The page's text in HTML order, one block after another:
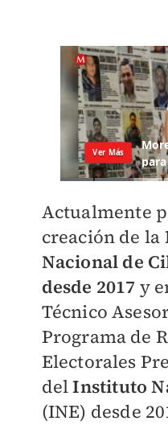
Actualmente
creación de la
Nacional de
desde 2017 y
Técnico
Programa de
Electorales
delInstituto
(INE) desde